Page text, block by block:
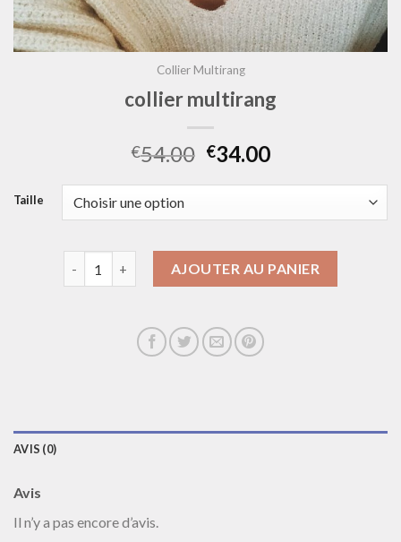
Collier Multirang
collier multirang
€54.00 €34.00
Taille
AJOUTER AU PANIER
AVIS (0)
Avis
Il n’y a pas encore d’avis.